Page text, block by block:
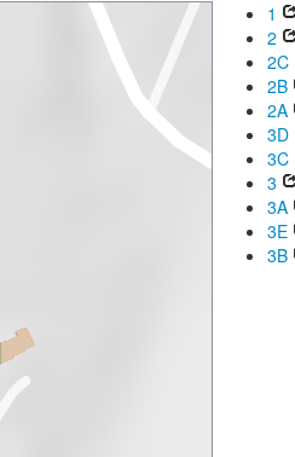
1
2
2C
2B
2A
3D
3C
3
3A
3E
3B